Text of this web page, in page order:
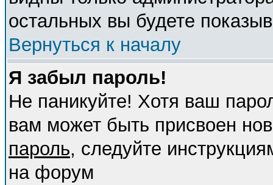
остальных вы будете
Вернуться к началу
Я забыл пароль!
Не паникуйте! Хотя ваш
вам может быть присвоен
пароль, следуйте
на форум